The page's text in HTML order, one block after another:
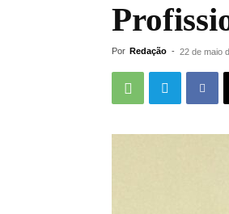
Por Redação - 22 de maio